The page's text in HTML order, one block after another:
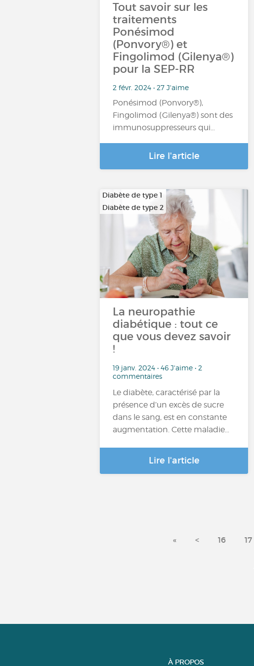
Tout savoir sur les
traitements
Ponésimod
(Ponvory®) et
Fingolimod (Gilenya®)
pour la SEP-RR
2 févr. 2024 • 27 J'aime
Ponésimod (Ponvory®),
Fingolimod (Gilenya®) sont des
immunosuppresseurs qui…
Lire l'article
Diabète de type 1
Diabète de type 2
La neuropathie
diabétique : tout ce
que vous devez savoir
!
19 janv. 2024 • 46 J'aime • 2
commentaires
Le diabète, caractérisé par la
présence d’un excès de sucre
dans le sang, est en constante
augmentation. Cette maladie…
Lire l'article
« < 16 17
À PROPOS